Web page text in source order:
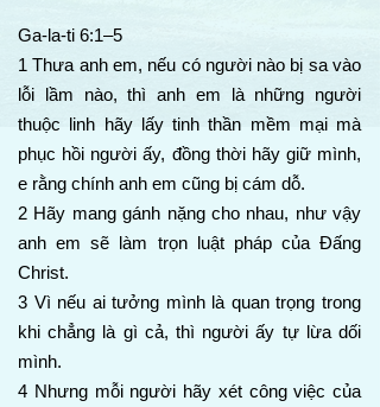
Ga-la-ti 6:1–5
1 Thưa anh em, nếu có người nào bị sa vào
lỗi lầm nào, thì anh em là những người
thuộc linh hãy lấy tinh thần mềm mại mà
phục hồi người ấy, đồng thời hãy giữ mình,
e rằng chính anh em cũng bị cám dỗ.
2 Hãy mang gánh nặng cho nhau, như vậy
anh em sẽ làm trọn luật pháp của Đấng
Christ.
3 Vì nếu ai tưởng mình là quan trọng trong
khi chẳng là gì cả, thì người ấy tự lừa dối
mình.
4 Nhưng mỗi người hãy xét công việc của